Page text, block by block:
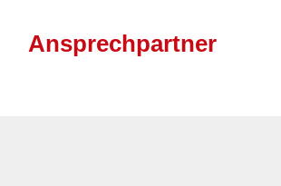
Ansprechpartner